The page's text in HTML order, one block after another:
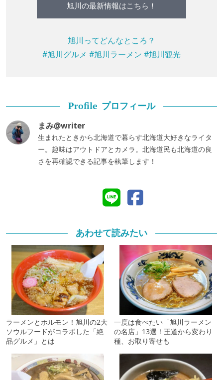
旭川の最新情報はこちら！
旭川ってどんなところ？
#旭川グルメ #旭川ラーメン #旭川観光
Profile プロフィール
まみ@writer
生まれたときから北海道で暮らす北海道大好きなライタ
ー。趣味はアウトドアとカメラ。北海道民も北海道の良
さを再確認できる記事を執筆します！
あわせて読みたい
ラーメンとホルモン！旭川の2大
ソウルフードがコラボした「絶
品グルメ」とは
一度は食べたい「旭川ラーメン
の名店」13選！王道から変わり
種、お取り寄せも